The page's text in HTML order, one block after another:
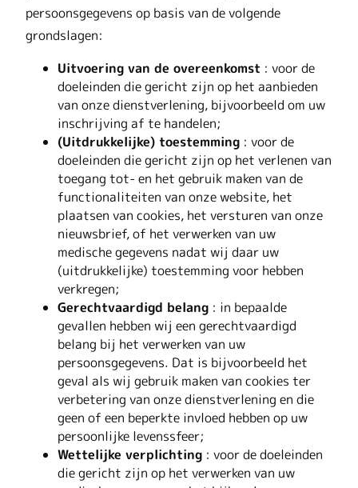
persoonsgegevens op basis van de volgende
grondslagen:
Uitvoering van de overeenkomst : voor de
doeleinden die gericht zijn op het aanbieden
van onze dienstverlening, bijvoorbeeld om uw
inschrijving af te handelen;
(Uitdrukkelijke) toestemming : voor de
doeleinden die gericht zijn op het verlenen van
toegang tot- en het gebruik maken van de
functionaliteiten van onze website, het
plaatsen van cookies, het versturen van onze
nieuwsbrief, of het verwerken van uw
medische gegevens nadat wij daar uw
(uitdrukkelijke) toestemming voor hebben
verkregen;
Gerechtvaardigd belang : in bepaalde
gevallen hebben wij een gerechtvaardigd
belang bij het verwerken van uw
persoonsgegevens. Dat is bijvoorbeeld het
geval als wij gebruik maken van cookies ter
verbetering van onze dienstverlening en die
geen of een beperkte invloed hebben op uw
persoonlijke levenssfeer;
Wettelijke verplichting : voor de doeleinden
die gericht zijn op het verwerken van uw